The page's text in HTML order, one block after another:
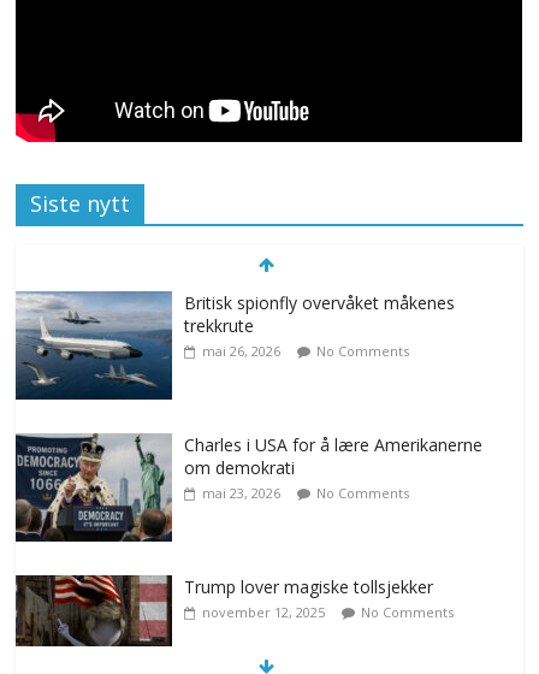
Siste nytt
Britisk spionfly overvåket måkenes
trekkrute
mai 26, 2026 No Comments
Charles i USA for å lære Amerikanerne
om demokrati
mai 23, 2026 No Comments
Trump lover magiske tollsjekker
november 12, 2025 No Comments